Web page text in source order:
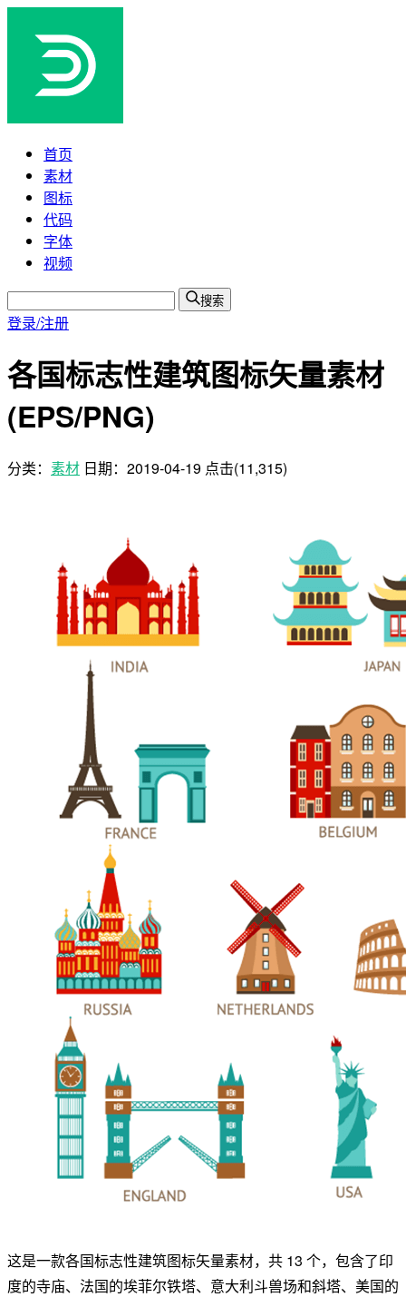
首页
素材
图标
代码
字体
视频
搜索
登录/注册
各国标志性建筑图标矢量素材
(EPS/PNG)
分类： 素材 日期： 2019-04-19 点击(11,315)
这是一款各国标志性建筑图标矢量素材，共 13 个，包含了印
度的寺庙、法国的埃菲尔铁塔、意大利斗兽场和斜塔、美国的